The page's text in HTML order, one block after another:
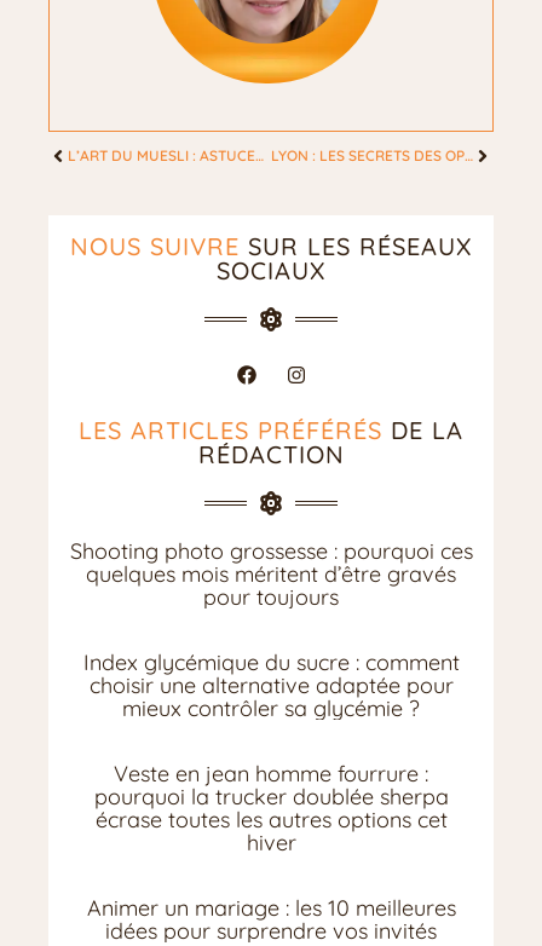
L’ART DU MUESLI : ASTUCES GOURMANDES POUR UNE FEMME ACTIVE ET BIEN DANS SA PEAU LYON : LES SECRETS DES OPTICIENS POUR SUBLIMER LE REGARD FÉMININ AVEC DES LENTILLES
NOUS SUIVRE SUR LES RÉSEAUX
SOCIAUX
LES ARTICLES PRÉFÉRÉS DE LA
RÉDACTION
Shooting photo grossesse : pourquoi ces
quelques mois méritent d’être gravés
pour toujours
Index glycémique du sucre : comment
choisir une alternative adaptée pour
mieux contrôler sa glycémie ?
Veste en jean homme fourrure :
pourquoi la trucker doublée sherpa
écrase toutes les autres options cet
hiver
Animer un mariage : les 10 meilleures
idées pour surprendre vos invités